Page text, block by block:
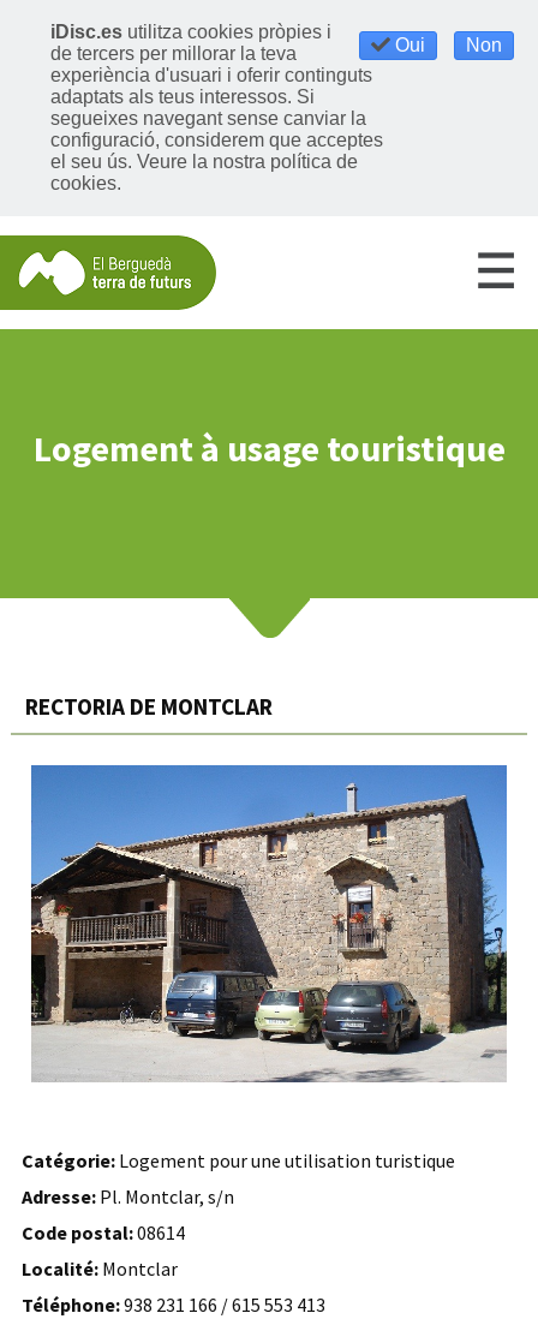
Oui Non
iDisc.es utilitza cookies pròpies i
de tercers per millorar la teva
experiència d'usuari i oferir continguts
adaptats als teus interessos. Si
segueixes navegant sense canviar la
configuració, considerem que acceptes
el seu ús. Veure la nostra política de
cookies.
Logement à usage touristique
RECTORIA DE MONTCLAR
Catégorie: Logement pour une utilisation turistique
Adresse: Pl. Montclar, s/n
Code postal:08614
Localité: Montclar
Téléphone:938 231 166 / 615 553 413